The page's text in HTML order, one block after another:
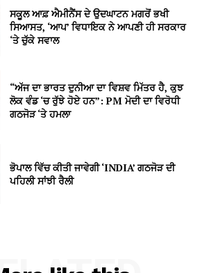
ਸਕੂਲ ਆਫ਼ ਐਮੀਨੈਂਸ ਦੇ ਉਦਘਾਟਨ ਮਗਰੋਂ ਭਖੀ
ਸਿਆਸਤ, ‘ਆਪ’ ਵਿਧਾਇਕ ਨੇ ਆਪਣੀ ਹੀ ਸਰਕਾਰ
‘ਤੇ ਚੁੱਕੇ ਸਵਾਲ
“ਅੱਜ ਦਾ ਭਾਰਤ ਦੁਨੀਆ ਦਾ ਵਿਸ਼ਵ ਮਿੱਤਰ ਹੈ, ਕੁਝ
ਲੋਕ ਵੰਡ ‘ਚ ਰੁੱਝੇ ਹੋਏ ਹਨ”: PM ਮੋਦੀ ਦਾ ਵਿਰੋਧੀ
ਗਠਜੋੜ ‘ਤੇ ਹਮਲਾ
ਭੋਪਾਲ ਵਿੱਚ ਕੀਤੀ ਜਾਵੇਗੀ ‘INDIA’ ਗਠਜੋੜ ਦੀ
ਪਹਿਲੀ ਸਾਂਝੀ ਰੈਲੀ